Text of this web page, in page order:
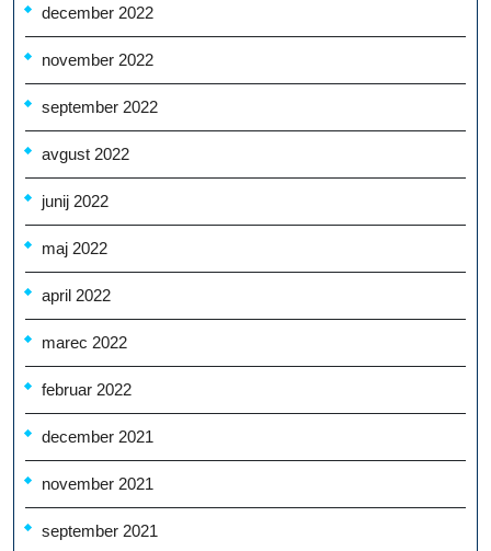
december 2022
november 2022
september 2022
avgust 2022
junij 2022
maj 2022
april 2022
marec 2022
februar 2022
december 2021
november 2021
september 2021